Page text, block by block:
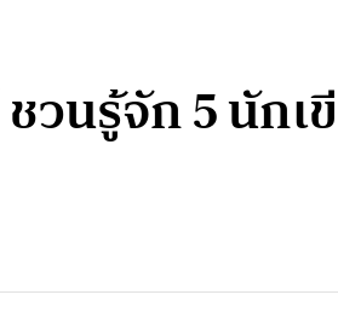
ชวนรู้จัก 5 นัก